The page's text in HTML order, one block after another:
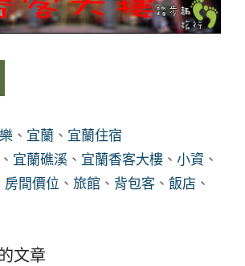
、 宜蘭 、 宜蘭住宿
、 宜蘭礁溪 、 宜蘭香客大樓 、小資 、
房間價位 、 旅館 、 背包客 、 飯店 、
文章